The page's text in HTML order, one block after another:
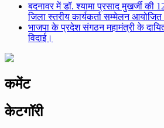
बदनावर में डॉ. श्यामा प्रसाद मुखर्जी की
जिला स्तरीय कार्यकर्ता सम्मेलन
भाजपा के प्रदेश संगठन महामंत्री के
विदाई।
कमेंट
केटगॉरी